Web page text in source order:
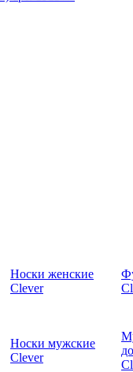
Носки женские
Clever
Носки мужские
Clever